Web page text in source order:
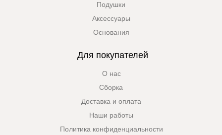
Для покупателей
О нас
Доставка и оплата
Наши работы
Политика конфиденциальности
Подушки
Аксессуары
Сборка
Основания